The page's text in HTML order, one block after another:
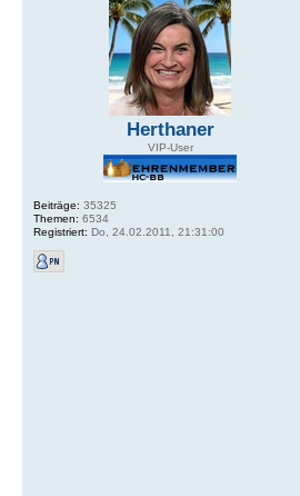
Herthaner
VIP-User
Beiträge: 35325
Themen: 6534
Registriert: Do, 24.02.2011, 21:31:00